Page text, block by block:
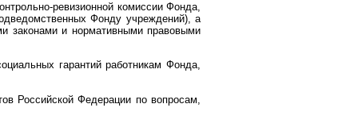
ревизионной комиссии Фонда,
Фонду учреждений), а
законами и нормативными правовыми
гарантий работникам Фонда,
Российской Федерации по вопросам,